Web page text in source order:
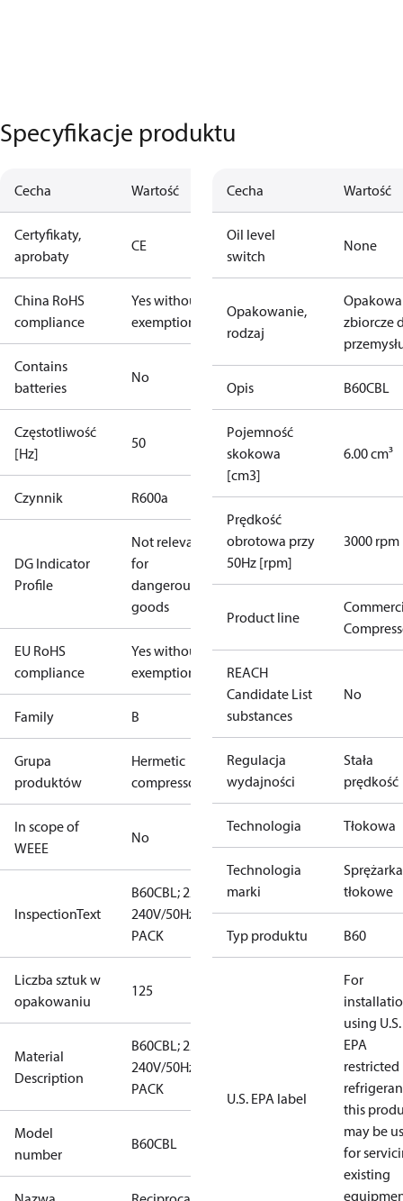
Specyfikacje produktu
Cecha Wartość
Certyfikaty,
aprobaty
CE
China RoHS
compliance
Yes without
exemptions
Contains
batteries
No
Częstotliwość
[Hz]
50
Czynnik R600a
DG Indicator
Profile
Not relevant
for
dangerous
goods
EU RoHS
compliance
Yes without
exemptions
Family B
Grupa
produktów
Hermetic
compressors
In scope of
WEEE
No
InspectionText
B60CBL; 220-
240V/50Hz; I-
PACK
Liczba sztuk w
opakowaniu
125
Material
Description
B60CBL; 220-
240V/50Hz; I-
PACK
Model
number
B60CBL
Cecha Wartość
Oil level
switch
None
Opakowanie,
rodzaj
zbiorcze
Opis B60CBL
Pojemność
skokowa
[cm3]
6.00 cm³
Prędkość
obrotowa przy
50Hz [rpm]
3000 rpm
Product line
REACH
Candidate List
substances
No
Regulacja
wydajności
Stała
prędkość
Technologia Tłokowa
Technologia
marki
Sprężarka
tłokowe
Typ produktu B60
U.S. EPA label
For
using U.S.
EPA
restricted
this
may be
for
existing